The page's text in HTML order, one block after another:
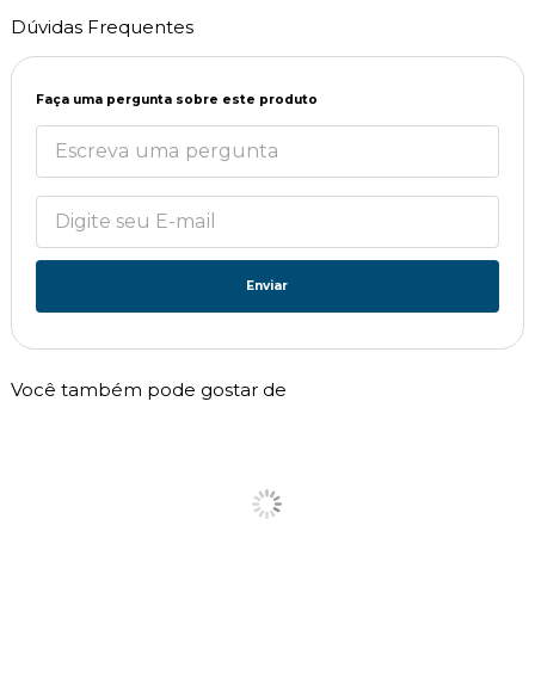
Dúvidas Frequentes
Faça uma pergunta sobre este produto
Enviar
Você também pode gostar de